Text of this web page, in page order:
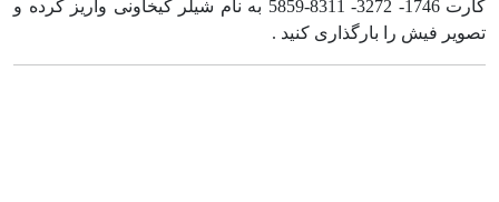
کارت 1746- 3272- 8311-5859 به نام شیلر کیخاونی واریز کرده و
تصویر فیش را بارگذاری کنید .